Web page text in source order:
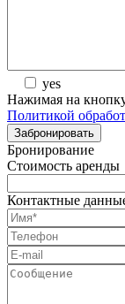
yes
Нажимая на кнопку
Политикой
Бронирование
Стоимость аренды
Контактные